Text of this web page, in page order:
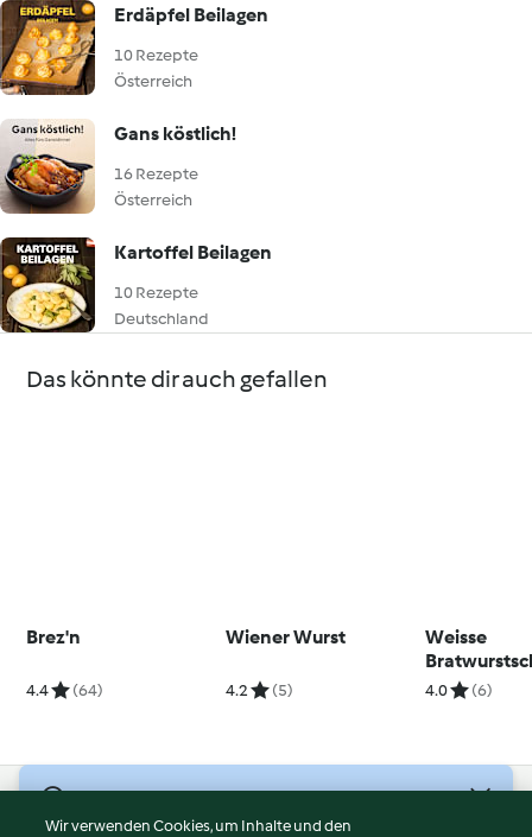
Erdäpfel Beilagen
10 Rezepte
Österreich
Gans köstlich!
16 Rezepte
Österreich
Kartoffel Beilagen
10 Rezepte
Deutschland
Das könnte dir auch gefallen
Brez'n
4.4 (64)
Wiener Wurst
4.2 (5)
Weisse
4.0 (6)
Wir verwenden Cookies, um Inhalte und den